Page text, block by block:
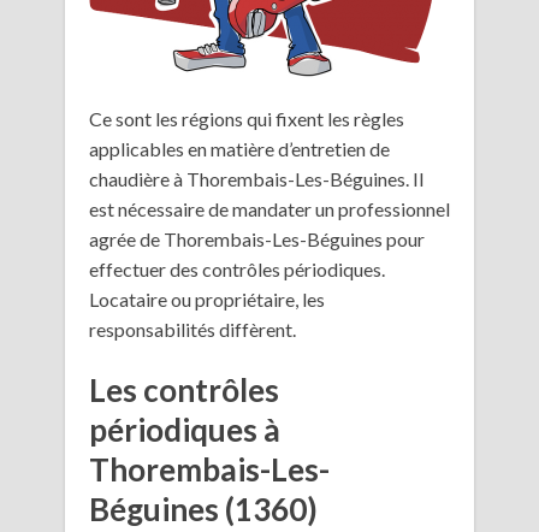
Ce sont les régions qui fixent les règles
applicables en matière d’entretien de
chaudière à Thorembais-Les-Béguines. Il
est nécessaire de mandater un professionnel
agrée de Thorembais-Les-Béguines pour
effectuer des contrôles périodiques.
Locataire ou propriétaire, les
responsabilités diffèrent.
Les contrôles
périodiques à
Thorembais-Les-
Béguines (1360)